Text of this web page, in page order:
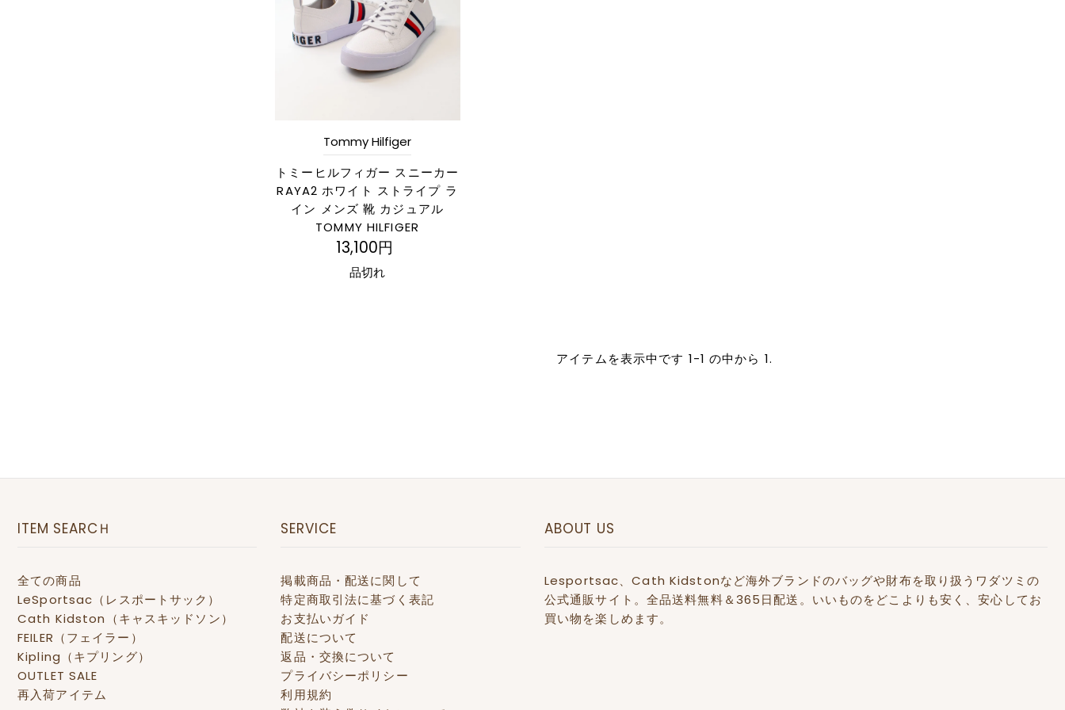
Tommy Hilfiger
トミーヒルフィガー スニーカー
RAYA2 ホワイト ストライプ ラ
イン メンズ 靴 カジュアル
TOMMY HILFIGER
13,100円
品切れ
アイテムを表示中です 1-1 の中から 1.
ITEM SEARCＨ
全ての商品
LeSportsac（レスポートサック）
Cath Kidston（キャスキッドソン）
FEILER（フェイラー）
Kipling（キプリング）
OUTLET SALE
再入荷アイテム
SERVICE
掲載商品・配送に関して
特定商取引法に基づく表記
お支払いガイド
配送について
返品・交換について
プライバシーポリシー
利用規約
ABOUT US
Lesportsac、Cath Kidstonなど海外ブランドのバッグや財布を取り扱うワダツミの
公式通販サイト。全品送料無料＆365日配送。いいものをどこよりも安く、安心してお
買い物を楽しめます。